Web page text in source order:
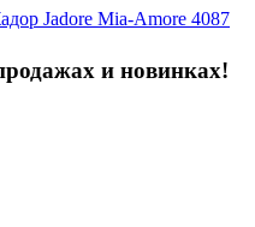
Jadore Mia-Amore 4087
и новинках!